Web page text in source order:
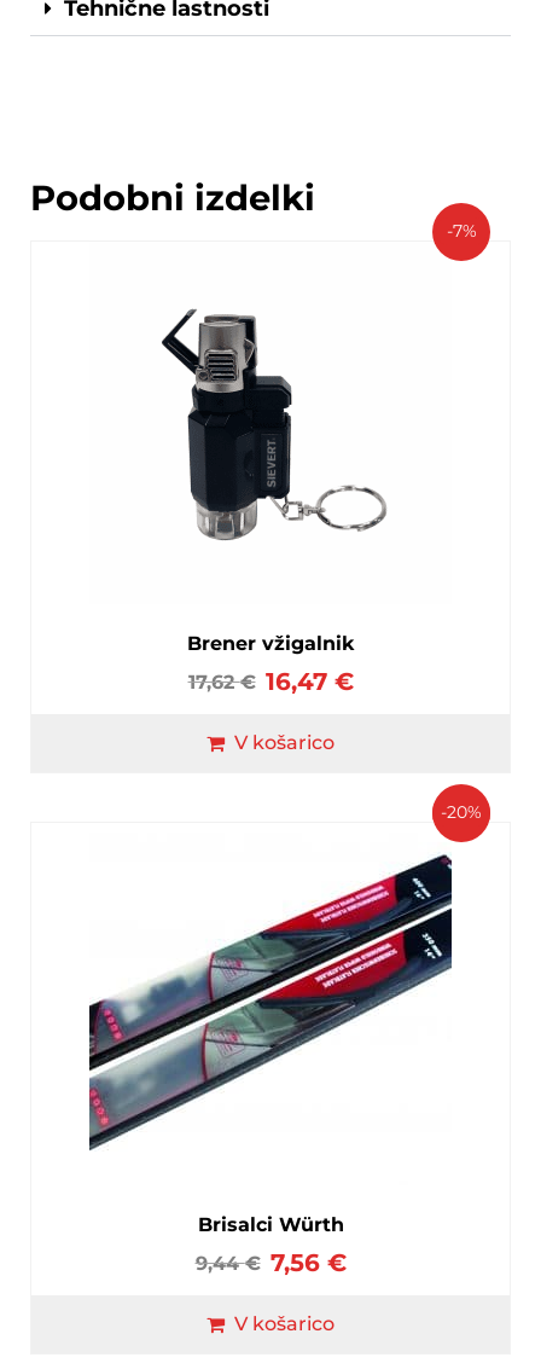
Tehnične lastnosti
Podobni izdelki
-7%
Brener vžigalnik
17,62€ 16,47€
V košarico
-20%
Brisalci Würth
9,44€ 7,56€
V košarico